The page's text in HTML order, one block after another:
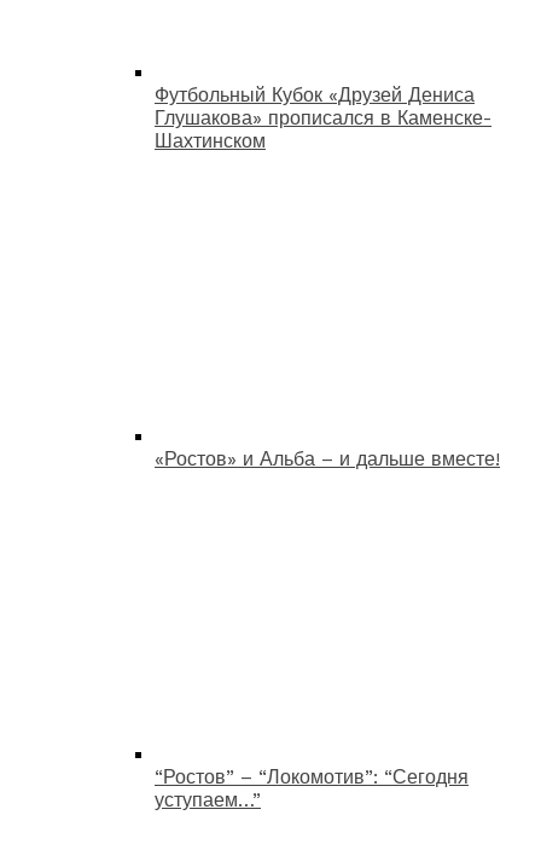
Футбольный Кубок «Друзей Дениса
Глушакова» прописался в Каменске-
Шахтинском
«Ростов» и Альба – и дальше вместе!
“Ростов” – “Локомотив”: “Сегодня
уступаем…”